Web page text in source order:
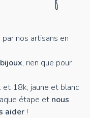
par nos artisans en
, rien que pour
et 18k, jaune et blanc
étape et nous
aider !